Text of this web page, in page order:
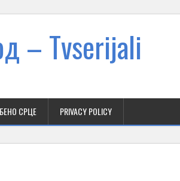
– Тvserijali
СРЦЕ PRIVACY POLICY